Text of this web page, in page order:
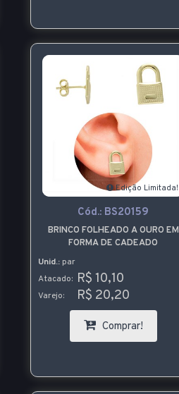
Edição Limitada!
Cód.: BS20159
BRINCO FOLHEADO A OURO EM
FORMA DE CADEADO
Unid.: par
Atacado: R$ 10,10
Varejo: R$ 20,20
Comprar!